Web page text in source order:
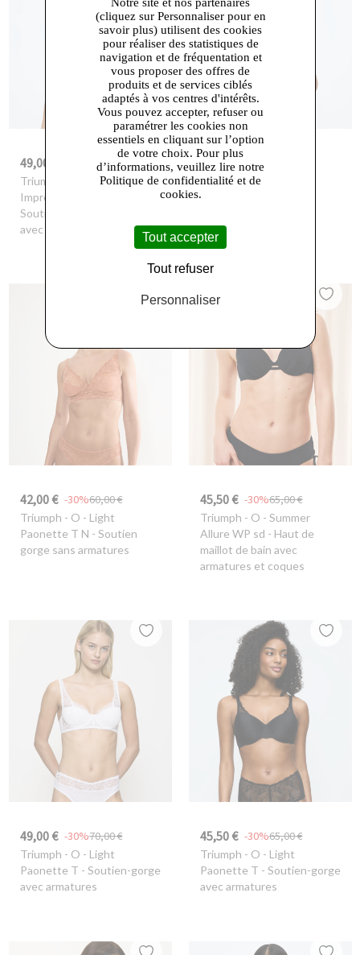
49,00 € 70,00 €
Triumph
- O - Shaping
Impressions T W01 -
Soutien gorge minimizer
avec armatures
55,30 € -30%
Triumph- O - Shaping
Impressions T WP -
armatures et coques
42,00 € 60,00 €
-30%
Triumph - O - Light
Paonette T N - Soutien
gorge sans armatures
45,50 € 65,00 €
-30%
Triumph - O - Summer
Allure WP sd - Haut de
maillot de bain avec
armatures et coques
49,00 € 70,00 €
-30%
Triumph - O - Light
Paonette T - Soutien-gorge
avec armatures
45,50 € 65,00 €
-30%
Triumph - O - Light
Paonette T - Soutien-gorge
avec armatures
(cliquez sur Personnaliser pour en
savoir plus) utilisent des cookies
pour réaliser des statistiques de
navigation et de fréquentation et
vous proposer des offres de
produits et de services ciblés
adaptés à vos centres d'intérêts.
Vous pouvez accepter, refuser ou
paramétrer les cookies non
essentiels en cliquant sur l’option
de votre choix. Pour plus
d’informations, veuillez lire notre
Politique de confidentialité et de
cookies.
Tout accepter
Tout refuser
Personnaliser